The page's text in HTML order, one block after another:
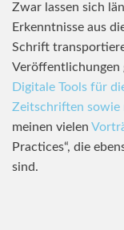
Zwar lassen sich
Erkenntnisse aus
Schrift
Veröffentlichungen
Digitale Tools für
Zeitschriften sowie
meinen vielen
Practices“, die
sind.